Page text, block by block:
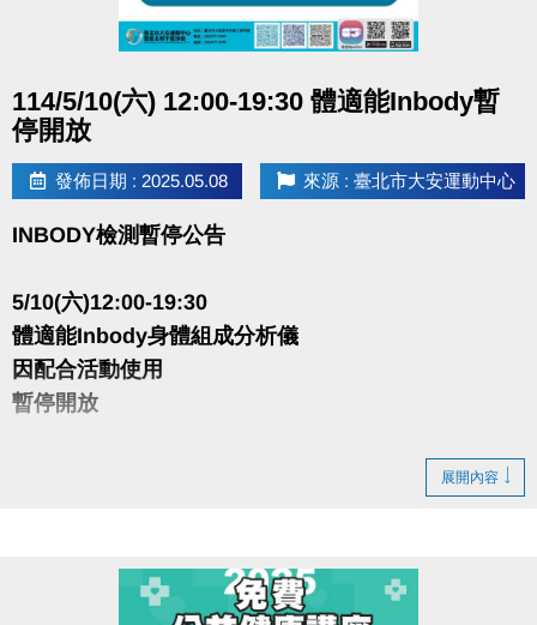
114/5/10(六) 12:00-19:30 體適能Inbody暫
停開放
發佈日期 : 2025.05.08 來源 : 臺北市大安運動中心
INBODY檢測暫停公告
5/10(六)12:00-19:30
體適能Inbody身體組成分析儀
因配合活動使用
暫停開放
#臺北市大安運動中心
INBODY分析儀企業外借服務歡迎洽詢
展開內容